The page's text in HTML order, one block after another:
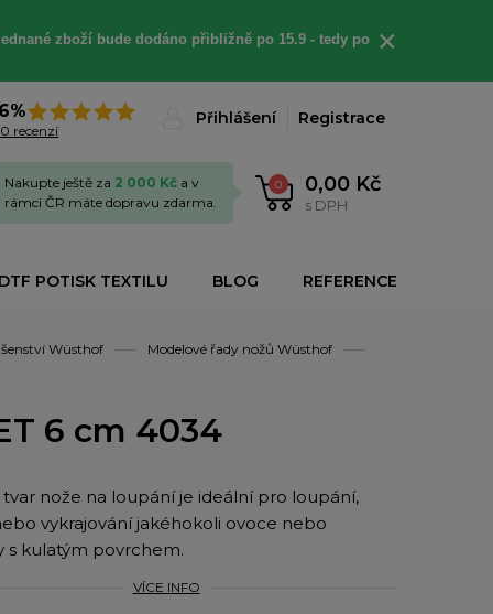
zboží bude dodáno přibližně po 15.9 - tedy po
×
recenzí
Přihlášení Registrace
0 0,00 Kč
s DPH
Nakupte ještě za 2 000 Kč a v
rámci ČR máte dopravu zdarma.
DTF POTISK TEXTILU BLOG REFERENCE
Wüsthof
Modelové řady nožů Wüsthof
6 cm 4034
tvar nože na loupání je ideální pro loupání,
vykrajování jakéhokoli ovoce nebo
s kulatým povrchem.
VÍCE INFO